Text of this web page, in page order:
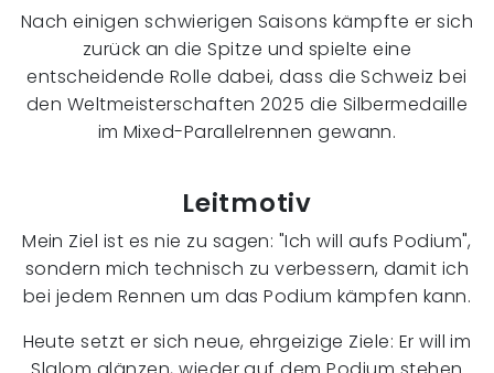
Nach einigen schwierigen Saisons kämpfte er sich
zurück an die Spitze und spielte eine
entscheidende Rolle dabei, dass die Schweiz bei
den Weltmeisterschaften 2025 die Silbermedaille
im Mixed-Parallelrennen gewann.
Leitmotiv
Mein Ziel ist es nie zu sagen: "Ich will aufs Podium",
sondern mich technisch zu verbessern, damit ich
bei jedem Rennen um das Podium kämpfen kann.
Heute setzt er sich neue, ehrgeizige Ziele: Er will im